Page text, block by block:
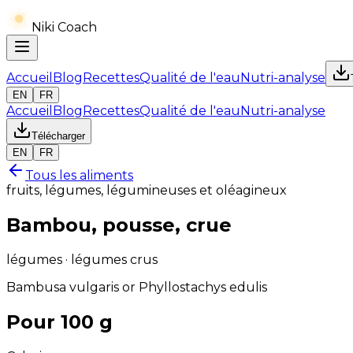
Niki Coach
Accueil BlogRecettesQualité de l'eauNutri-analyse
EN
FR
Accueil BlogRecettesQualité de l'eauNutri-analyse
Télécharger
EN
FR
Tous les aliments
fruits, légumes, légumineuses et oléagineux
Bambou, pousse, crue
légumes · légumes crus
Bambusa vulgaris or Phyllostachys edulis
Pour 100 g